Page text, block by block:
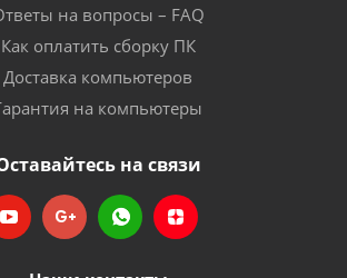
на вопросы – FAQ
Как оплатить сборку ПК
Доставка компьютеров
на компьютеры
на связи